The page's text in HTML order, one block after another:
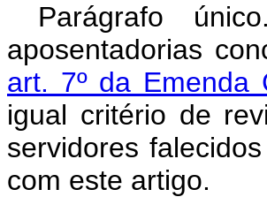
Parágrafo
aposentadorias
art. 7º da Emenda
igual critério de
servidores
com este artigo.